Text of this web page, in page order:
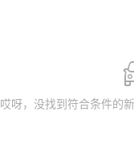
哎呀，没找到符合条件的